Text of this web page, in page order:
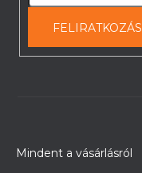
FELIRATKOZÁS
Mindent a vásárlásról